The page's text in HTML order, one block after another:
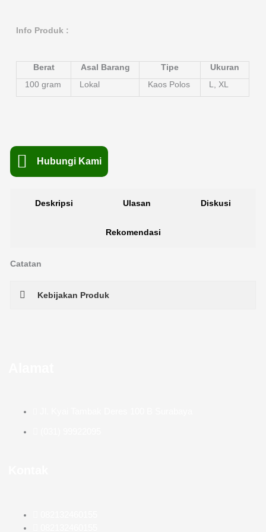
Info Produk :
Berat Asal Barang Tipe
Ukuran
100 gram
Lokal Kaos Polos L, XL
Hubungi Kami
Deskripsi Ulasan Diskusi
Rekomendasi
Catatan
Kebijakan Produk